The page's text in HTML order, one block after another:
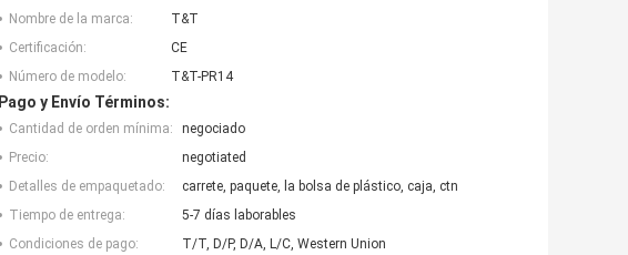
Nombre de la marca:
T&T
Certificación:
CE
Número de modelo:
T&T-PR14
Pago y Envío Términos:
Cantidad de orden mínima:
negociado
Precio:
negotiated
Detalles de empaquetado:
carrete, paquete, la bolsa de plástico, caja, ctn
Tiempo de entrega:
5-7 días laborables
Condiciones de pago:
T/T, D/P, D/A, L/C, Western Union